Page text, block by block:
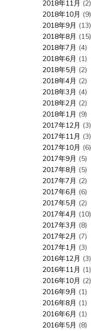
2018年11月 (2)
2018年10月 (9)
2018年9月 (13)
2018年8月 (15)
2018年7月 (4)
2018年6月 (1)
2018年5月 (2)
2018年4月 (2)
2018年3月 (4)
2018年2月 (2)
2018年1月 (9)
2017年12月 (3)
2017年11月 (3)
2017年10月 (6)
2017年9月 (5)
2017年8月 (5)
2017年7月 (2)
2017年6月 (6)
2017年5月 (2)
2017年4月 (10)
2017年3月 (8)
2017年2月 (7)
2017年1月 (3)
2016年12月 (3)
2016年11月 (1)
2016年10月 (2)
2016年9月 (1)
2016年8月 (1)
2016年6月 (1)
2016年5月 (8)